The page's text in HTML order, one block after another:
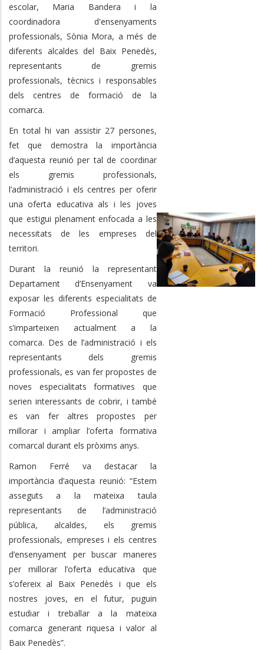
escolar, Maria Bandera i la
coordinadora d'ensenyaments
professionals, Sònia Mora, a més de
diferents alcaldes del Baix Penedès,
representants de gremis
professionals, tècnics i responsables
dels centres de formació de la
comarca.
En total hi van assistir 27 persones,
fet que demostra la importància
d’aquesta reunió per tal de coordinar
els gremis professionals,
l’administració i els centres per oferir
una oferta educativa als i les joves
que estigui plenament enfocada a les
necessitats de les empreses del
territori.
Durant la reunió la representant
Departament d’Ensenyament va
exposar les diferents especialitats de
Formació Professional que
s’imparteixen actualment a la
comarca. Des de l’administració i els
representants dels gremis
professionals, es van fer propostes de
noves especialitats formatives que
serien interessants de cobrir, i també
es van fer altres propostes per
millorar i ampliar l’oferta formativa
comarcal durant els pròxims anys.
Ramon Ferré va destacar la
importància d’aquesta reunió: “Estem
asseguts a la mateixa taula
representants de l’administració
pública, alcaldes, els gremis
professionals, empreses i els centres
d’ensenyament per buscar maneres
per millorar l’oferta educativa que
s’ofereix al Baix Penedès i que els
nostres joves, en el futur, puguin
estudiar i treballar a la mateixa
comarca generant riquesa i valor al
Baix Penedès”.